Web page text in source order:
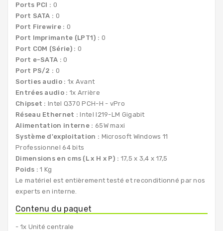
Ports PCI : 0
Port SATA : 0
Port Firewire : 0
Port Imprimante (LPT1) : 0
Port COM (Série) : 0
Port e-SATA : 0
Port PS/2 : 0
Sorties audio : 1x Avant
Entrées audio : 1x Arrière
Chipset : Intel Q370 PCH-H - vPro
Réseau Ethernet :Intel I219-LM Gigabit
Alimentation interne : 65W maxi
Système d'exploitation : Microsoft Windows 11
Professionnel 64 bits
Dimensions en cms (L x H x P) : 17,5 x 3,4 x 17,5
Poids :1 Kg
Le matériel est entièrement testé et reconditionné par nos
experts en interne.
Contenu du paquet
- 1x Unité centrale